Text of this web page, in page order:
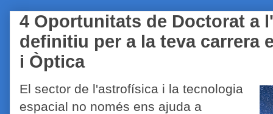
4 Oportunitats de Doctorat a
definitiu per a la teva carrera
i Òptica
El sector de l'astrofísica i la tecnologia
espacial no només ens ajuda a